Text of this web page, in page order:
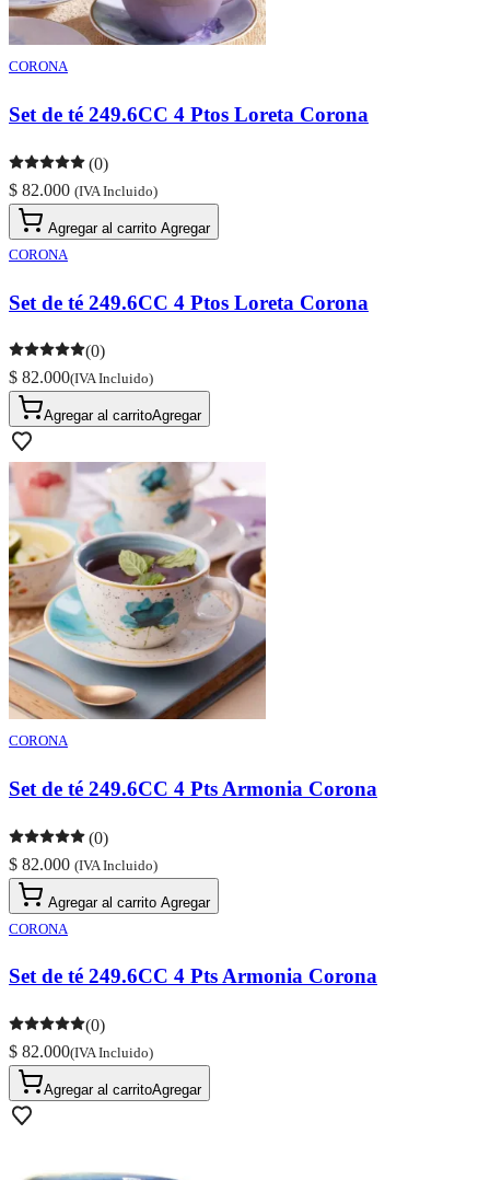
CORONA
Set de té 249.6CC 4 Ptos Loreta Corona
(0)
$ 82.000 (IVA Incluido)
Agregar al carrito Agregar
CORONA
Set de té 249.6CC 4 Ptos Loreta Corona
(0)
$ 82.000(IVA Incluido)
Agregar al carritoAgregar
CORONA
Set de té 249.6CC 4 Pts Armonia Corona
(0)
$ 82.000 (IVA Incluido)
Agregar al carrito Agregar
CORONA
Set de té 249.6CC 4 Pts Armonia Corona
(0)
$ 82.000(IVA Incluido)
Agregar al carritoAgregar